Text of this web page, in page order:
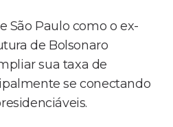
São Paulo como o ex-
de Bolsonaro
sua taxa de
se conectando